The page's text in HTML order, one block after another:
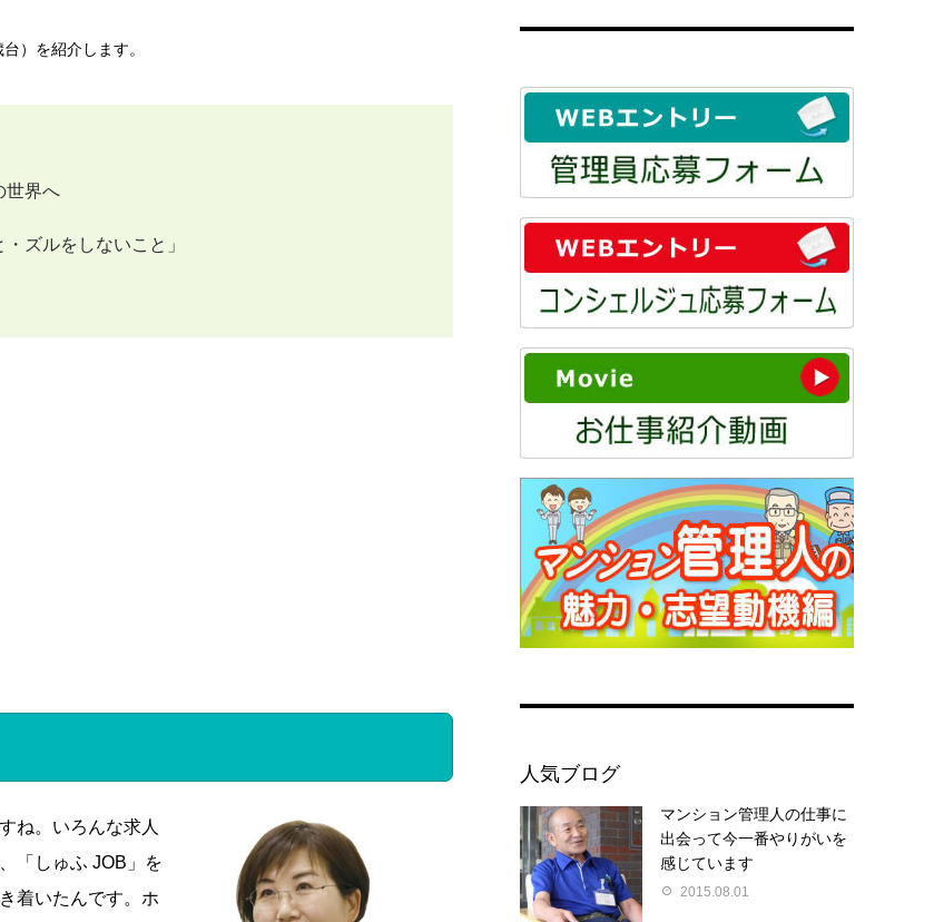
）を紹介します。
世界へ
ズルをしないこと」
ね。いろんな求人
「しゅふ JOB」を
着いたんです。ホ
人気ブログ
マンション管理人の仕事に
出会って今一番やりがいを
感じています
2015.08.01